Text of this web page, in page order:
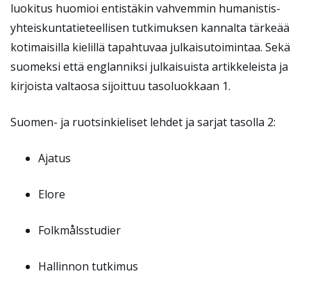
luokitus huomioi entistäkin vahvemmin humanistis-
yhteiskuntatieteellisen tutkimuksen kannalta tärkeää
kotimaisilla kielillä tapahtuvaa julkaisutoimintaa. Sekä
suomeksi että englanniksi julkaisuista artikkeleista ja
kirjoista valtaosa sijoittuu tasoluokkaan 1.
Suomen- ja ruotsinkieliset lehdet ja sarjat tasolla 2:
Ajatus
Elore
Folkmålsstudier
Hallinnon tutkimus